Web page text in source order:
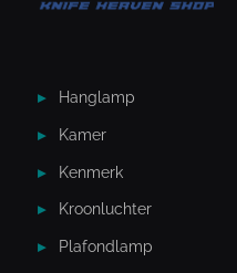
Hanglamp
Kamer
Kenmerk
Kroonluchter
Plafondlamp